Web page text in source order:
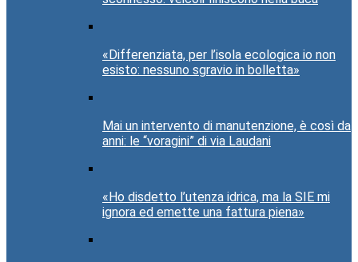
«Differenziata, per l’isola ecologica io non
esisto: nessuno sgravio in bolletta»
Mai un intervento di manutenzione, è così da
anni: le “voragini” di via Laudani
«Ho disdetto l’utenza idrica, ma la SIE mi
ignora ed emette una fattura piena»